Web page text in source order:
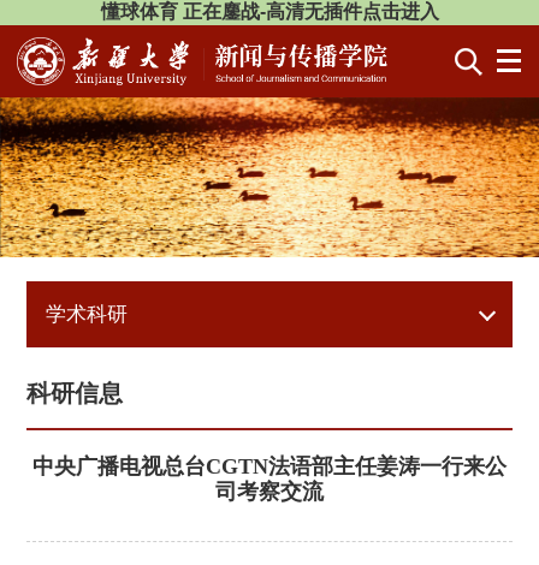
懂球体育 正在鏖战-高清无插件点击进入
学术科研
科研信息
中央广播电视总台CGTN法语部主任姜涛一行来公
司考察交流